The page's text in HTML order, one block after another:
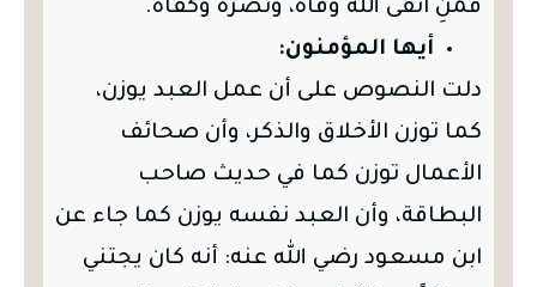
فَمَنِ اتَّقَى اللهَ وَقَاهُ، وَنَصَرَهُ وَكَفَاهُ.
أيها المؤمنون:
دلت النصوص على أن عمل العبد يوزن،
كما توزن الأخلاق والذكر، وأن صحائف
الأعمال توزن كما في حديث صاحب
البطاقة، وأن العبد نفسه يوزن كما جاء عن
ابن مسعود رضي الله عنه: أنه كان يجتني